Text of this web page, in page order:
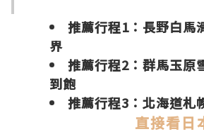
推薦行程1： 長野白馬
界
推薦行程2： 群馬玉原
到飽
推薦行程3： 北海道札
直接看日